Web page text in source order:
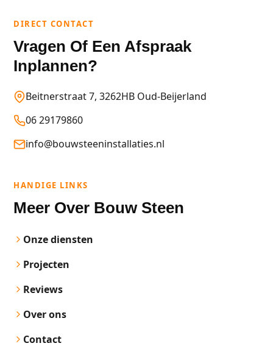
DIRECT CONTACT
Vragen Of Een Afspraak
Inplannen?
Beitnerstraat 7, 3262HB Oud-Beijerland
06 29179860
info@bouwsteeninstallaties.nl
HANDIGE LINKS
Meer Over Bouw Steen
Onze diensten
Projecten
Reviews
Over ons
Contact